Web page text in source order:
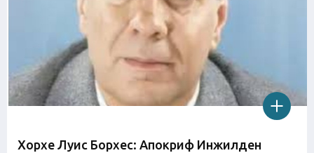
Хорхе Луис Борхес: Апокриф Инжилден